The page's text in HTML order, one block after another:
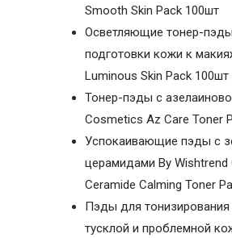
Smooth Skin Pack 100шт
Осветляющие тонер-
подготовки кожи к
Luminous Skin Pack 100шт
Тонер-пэды с
Cosmetics Az Care Toner
Успокаивающие пэды с
церамидами By Wishtrend
Ceramide Calming Toner
Пэды для тонизирования
тусклой и проблемной